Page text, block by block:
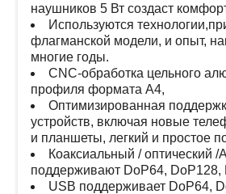
наушников 5 Вт создаст
Используются
флагманской модели, и опыт,
многие годы.
CNC-обработка цельного
профиля формата А4,
Оптимизированная
устройств, включая новые
и планшеты, легкий и простое
Коаксиальный / оптический /
поддерживают DoP64, DoP128,
USB поддерживает DoP64,